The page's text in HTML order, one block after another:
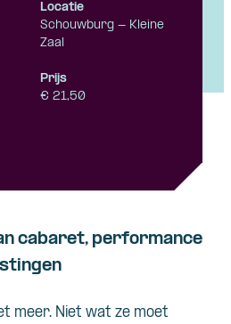
Locatie
Schouwburg - Kleine
Zaal
Prijs
€ 21,50
cabaret, performance
meer. Niet wat ze moet